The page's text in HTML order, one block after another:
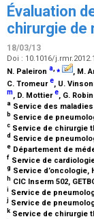
Évaluation
chirurgie de
18/03/13
Doi : 10.1016/
N. Paleiron a,⁎ , M.
C. Tromeure, U.
m, D. Mottiere, G.
a Service des
b Service de
c Service de chirurgie
d Service de
e Département de
f Service de
g Service d’oncologie,
h CIC Inserm 502,
i Service de
j Service de
k Service de chirurgie